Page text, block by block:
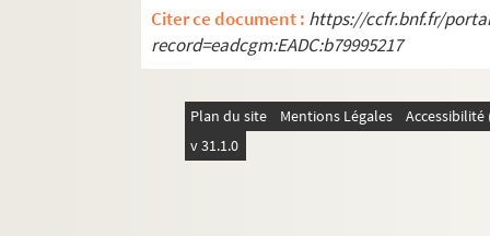
Citer ce document : https://ccfr.bnf.fr/
record=eadcgm:EADC:b79995217
Plan du site Mentions Légales
v 31.1.0